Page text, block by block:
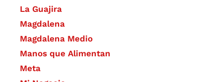
La Guajira
Magdalena
Magdalena Medio
Manos que Alimentan
Meta